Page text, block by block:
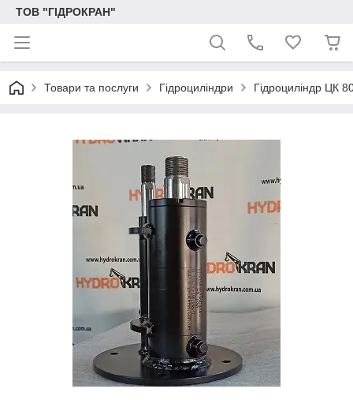
ТОВ "ГІДРОКРАН"
Товари та послуги Гідроциліндри Гідроциліндр ЦК